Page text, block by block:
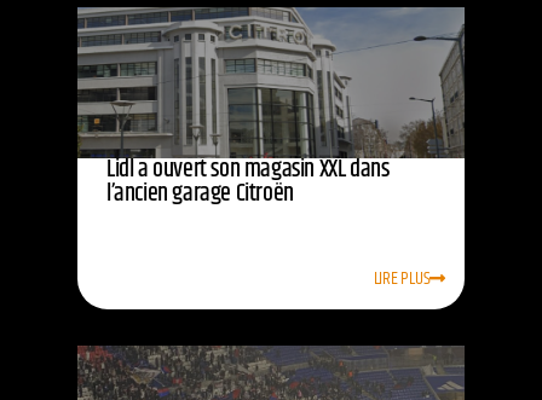
Lidl a ouvert son magasin XXL dans
l’ancien garage Citroën
LIRE PLUS